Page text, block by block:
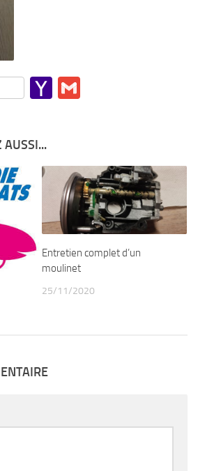
Yahoo
AUSSI...
Entretien complet d’un
moulinet
25/11/2020